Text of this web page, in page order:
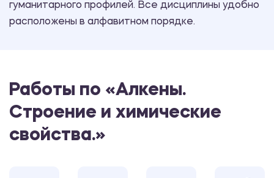
гуманитарного профилей. Все дисциплины удобно
расположены в алфавитном порядке.
Работы по «Алкены.
Строение и химические
свойства.»